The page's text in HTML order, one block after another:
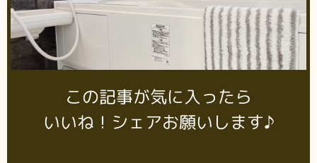
この記事が気に入ったら
いいね！シェアお願いします♪